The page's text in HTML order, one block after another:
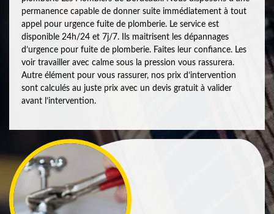
permanence capable de donner suite immédiatement à tout
appel pour urgence fuite de plomberie. Le service est
disponible 24h/24 et 7j/7. Ils maitrisent les dépannages
d’urgence pour fuite de plomberie. Faites leur confiance. Les
voir travailler avec calme sous la pression vous rassurera.
Autre élément pour vous rassurer, nos prix d’intervention
sont calculés au juste prix avec un devis gratuit à valider
avant l’intervention.